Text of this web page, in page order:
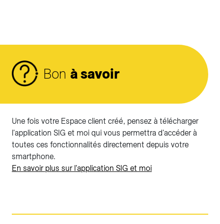
Bon à savoir
Une fois votre Espace client créé, pensez à télécharger
l'application SIG et moi qui vous permettra d'accéder à
toutes ces fonctionnalités directement depuis votre
smartphone.
En savoir plus sur l'application SIG et moi